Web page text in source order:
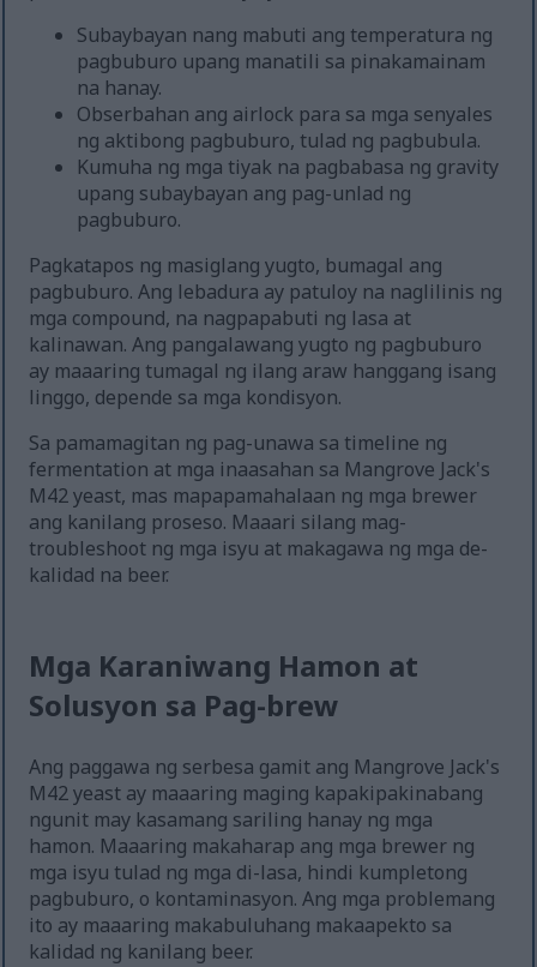
Subaybayan nang mabuti ang temperatura ng
pagbuburo upang manatili sa pinakamainam
na hanay.
Obserbahan ang airlock para sa mga senyales
ng aktibong pagbuburo, tulad ng pagbubula.
Kumuha ng mga tiyak na pagbabasa ng gravity
upang subaybayan ang pag-unlad ng
pagbuburo.
Pagkatapos ng masiglang yugto, bumagal ang
pagbuburo. Ang lebadura ay patuloy na naglilinis ng
mga compound, na nagpapabuti ng lasa at
kalinawan. Ang pangalawang yugto ng pagbuburo
ay maaaring tumagal ng ilang araw hanggang isang
linggo, depende sa mga kondisyon.
Sa pamamagitan ng pag-unawa sa timeline ng
fermentation at mga inaasahan sa Mangrove Jack's
M42 yeast, mas mapapamahalaan ng mga brewer
ang kanilang proseso. Maaari silang mag-
troubleshoot ng mga isyu at makagawa ng mga de-
kalidad na beer.
Mga Karaniwang Hamon at
Solusyon sa Pag-brew
Ang paggawa ng serbesa gamit ang Mangrove Jack's
M42 yeast ay maaaring maging kapakipakinabang
ngunit may kasamang sariling hanay ng mga
hamon. Maaaring makaharap ang mga brewer ng
mga isyu tulad ng mga di-lasa, hindi kumpletong
pagbuburo, o kontaminasyon. Ang mga problemang
ito ay maaaring makabuluhang makaapekto sa
kalidad ng kanilang beer.